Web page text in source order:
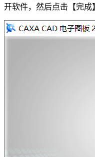
开软件，然后点击【完成